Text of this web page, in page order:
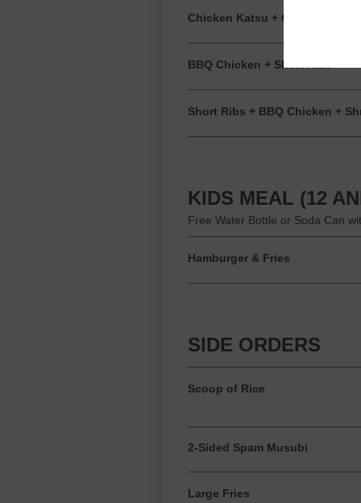
Chicken Katsu + Coconut
BBQ Chicken + Short Ribs
Short Ribs + BBQ Chicken +
KIDS MEAL (12
Free Water Bottle or Soda Can
Hamburger & Fries
SIDE ORDERS
Scoop of Rice
2-Sided Spam Musubi
Large Fries